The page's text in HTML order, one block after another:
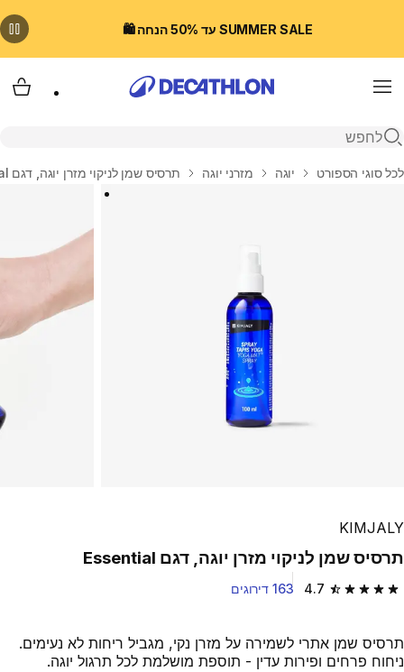
SUMMER SALE עד 50% הנחה 🛍️
Menu
פתיחת חיפוש
בית
לכל סוגי הספורט יוגה מזרני יוגה תרסיס שמן לניקוי מזרן יוגה, דגם Essential
KIMJALY
תרסיס שמן לניקוי מזרן יוגה, דגם Essential
4.7 4.7 out of 5 stars from 163 reviews 163 דירוגים
תרסיס שמן אתרי לשמירה על מזרן נקי, מגביל ריחות לא נעימים.
ניחוח פרחים ופירות עדין - תוספת מושלמת לכל תרגול יוגה.